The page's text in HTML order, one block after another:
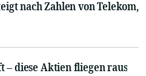
nach Zahlen von Telekom,
– diese Aktien fliegen raus